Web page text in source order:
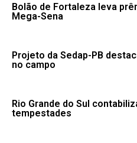
Bolão de Fortaleza leva
Mega-Sena
Projeto da Sedap-PB
no campo
Rio Grande do Sul
tempestades